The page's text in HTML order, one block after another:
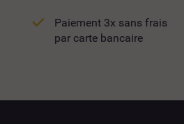
Paiement 3x sans frais
par carte bancaire